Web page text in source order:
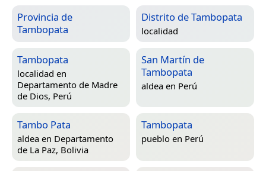
Provincia de
Tambopata
Distrito de Tambopata
localidad
Tambopata
localidad en
Departamento de Madre
de Dios, Perú
San Martín de
Tambopata
aldea en Perú
Tambo Pata
aldea en Departamento
de La Paz, Bolivia
Tambopata
pueblo en Perú